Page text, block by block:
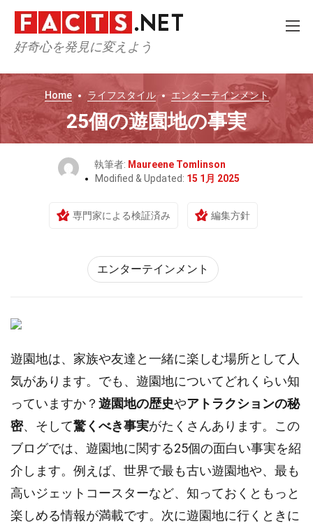
好奇心を発見に変えよう
Home ライフスタイル エンターテインメント
25個の遊園地の事実
執筆者: Maureene Tomlinson
Modified & Updated: 15 1月 2025
専門家による検証済み 編集方針
エンターテインメント
遊園地は、家族や友達と一緒に楽しむ場所として人
気があります。でも、遊園地についてどれくらい知
っていますか？ 遊園地の歴史やアトラクションの秘
密、そして驚くべき事実がたくさんあります。この
ブログでは、遊園地に関する25個の面白い事実を紹
介します。例えば、世界で最も古い遊園地や、最も
高いジェットコースターなど、知っておくともっと
楽しめる情報が満載です。次に遊園地に行くときに